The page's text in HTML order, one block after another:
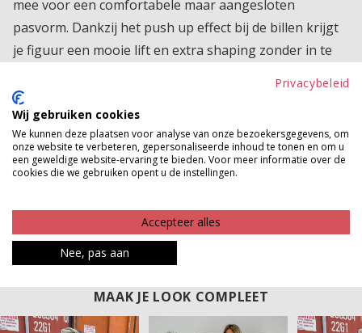
mee voor een comfortabele maar aangesloten
pasvorm. Dankzij het push up effect bij de billen krijgt
je figuur een mooie lift en extra shaping zonder in te
voor een gestroomlijnde look en maakt deze broek de
perfecte basis voor elke outfit. NORFY staat bekend om
kwaliteit voor een fijne prijs en dat voel je meteen
zodra je deze broek aantrekt. Een echte musthave die
Betaalinformatie
MAAK JE LOOK COMPLEET
Privacybeleid
Wij gebruiken cookies
We kunnen deze plaatsen voor analyse van onze bezoekersgegevens, om
onze website te verbeteren, gepersonaliseerde inhoud te tonen en om u
een geweldige website-ervaring te bieden. Voor meer informatie over de
cookies die we gebruiken opent u de instellingen.
Accepteer alles
Nee, pas aan